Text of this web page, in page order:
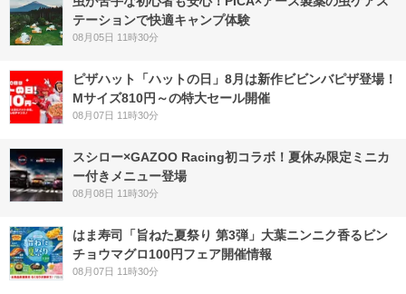
テーションで快適キャンプ体験
08月05日 11時30分
ピザハット「ハットの日」8月は新作ビビンバピザ登場！
Mサイズ810円～の特大セール開催
08月07日 11時30分
スシロー×GAZOO Racing初コラボ！夏休み限定ミニカ
ー付きメニュー登場
08月08日 11時30分
はま寿司「旨ねた夏祭り 第3弾」大葉ニンニク香るビン
チョウマグロ100円フェア開催情報
08月07日 11時30分